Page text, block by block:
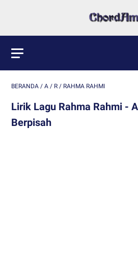
BERANDA / A / R / RAHMA RAHMI
Lirik Lagu Rahma Rahmi -
Berpisah